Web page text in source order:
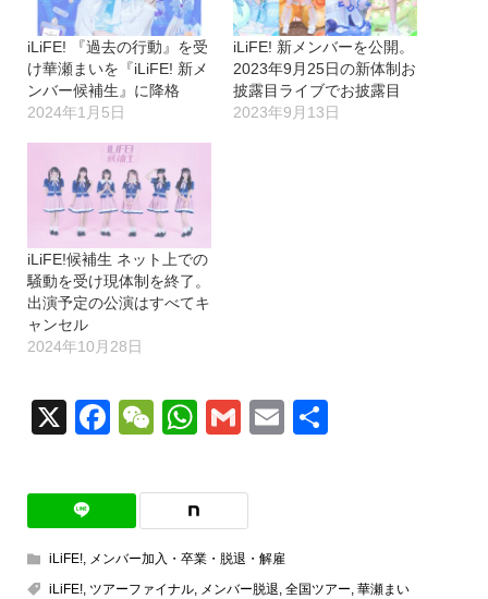
iLiFE! 『過去の行動』を受
け華瀬まいを『iLiFE! 新メ
ンバー候補生』に降格
2024年1月5日
iLiFE! 新メンバーを公開。
2023年9月25日の新体制お
披露目ライブでお披露目
2023年9月13日
iLiFE!候補生 ネット上での
騒動を受け現体制を終了。
出演予定の公演はすべてキ
ャンセル
2024年10月28日
X Facebook
WeChat
WhatsApp
GmailEmail
iLiFE!,
メンバー加入・卒業・脱退・解雇
iLiFE!, ツアーファイナル, メンバー脱退 全国ツアー 華瀬まい